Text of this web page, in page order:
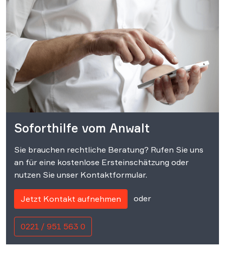
Soforthilfe vom Anwalt
Sie brauchen rechtliche Beratung? Rufen Sie uns
an für eine kostenlose Ersteinschätzung oder
nutzen Sie unser Kontaktformular.
Jetzt Kontakt aufnehmen oder
0221 / 951 563 0